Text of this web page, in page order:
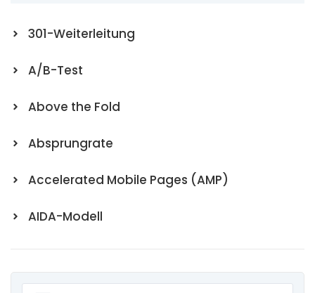
301-Weiterleitung
A/B-Test
Above the Fold
Absprungrate
Accelerated Mobile Pages (AMP)
AIDA-Modell